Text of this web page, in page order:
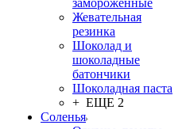
замороженные
Жевательная
резинка
Шоколад и
шоколадные
батончики
Шоколадная паста
+ ЕЩЕ 2
Соленья